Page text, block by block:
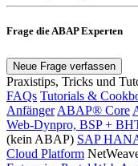
Frage die ABAP Experten
Neue Frage verfassen
Praxistips, Tricks und
FAQs Tutorials &
AnfängerABAP® Core
Web-Dynpro, BSP +
(kein ABAP) SAP
Cloud Platform